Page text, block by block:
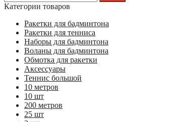
Категории товаров
Ракетки для бадминтона
Ракетки для тенниса
Наборы для бадминтона
Воланы для бадминтона
Обмотка для ракетки
Аксессуары
Теннис большой
10 метров
10 шт
200 метров
25 шт